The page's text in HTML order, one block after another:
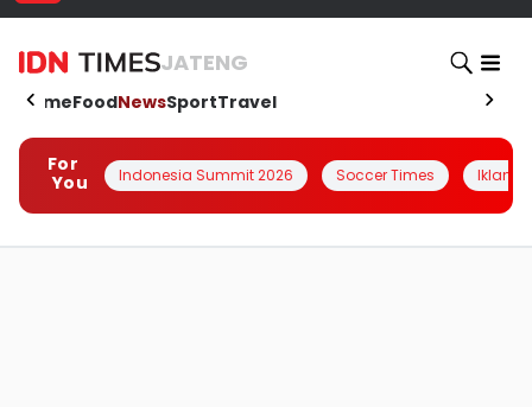
JATENG
HomeFoodNewsSportTravel
For
You
Indonesia Summit 2026 Soccer Times Iklanin